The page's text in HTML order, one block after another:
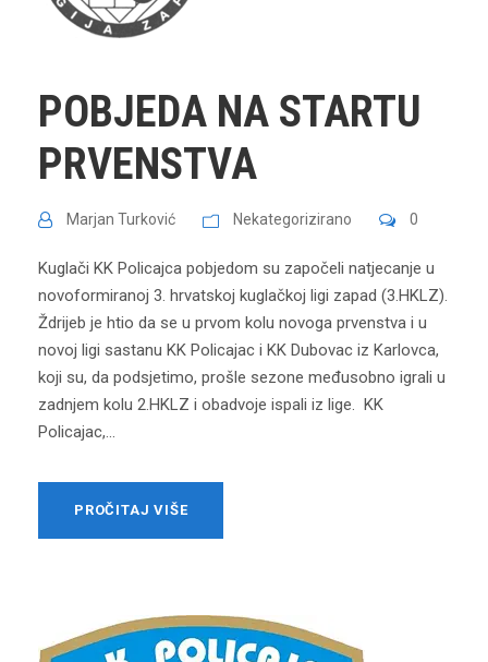
POBJEDA NA STARTU
PRVENSTVA
Marjan Turković Nekategorizirano 0
Kuglači KK Policajca pobjedom su započeli natjecanje u
novoformiranoj 3. hrvatskoj kuglačkoj ligi zapad (3.HKLZ).
Ždrijeb je htio da se u prvom kolu novoga prvenstva i u
novoj ligi sastanu KK Policajac i KK Dubovac iz Karlovca,
koji su, da podsjetimo, prošle sezone međusobno igrali u
zadnjem kolu 2.HKLZ i obadvoje ispali iz lige. KK
Policajac,...
PROČITAJ VIŠE